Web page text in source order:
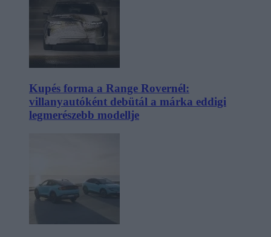
Kupés forma a Range Rovernél:
villanyautóként debütál a márka eddigi
legmerészebb modellje